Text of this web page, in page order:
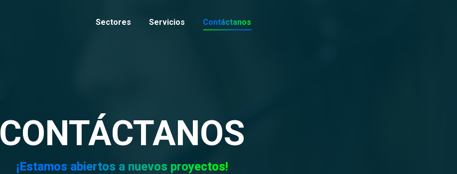
Sectores Servicios Contáctanos
CONTÁCTANOS
¡Estamos abiertos a nuevos proyectos!